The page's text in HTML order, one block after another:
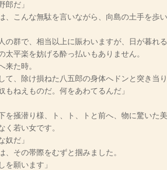
郎だ」
こんな無駄を言いながら、向島の土手を歩
群で、相当以上に賑わいますが、日が暮れ
太平楽を妨げる酔っ払いもありません。
た時。
、除け損ねた八五郎の身体へドンと突き当り
もねえものだ。何をあわてるんだ」
掻潜り様、ト、ト、トと前へ、物に驚いた
く若い女です。
奴だ」
その帯際をむずと掴みました。
を願います」